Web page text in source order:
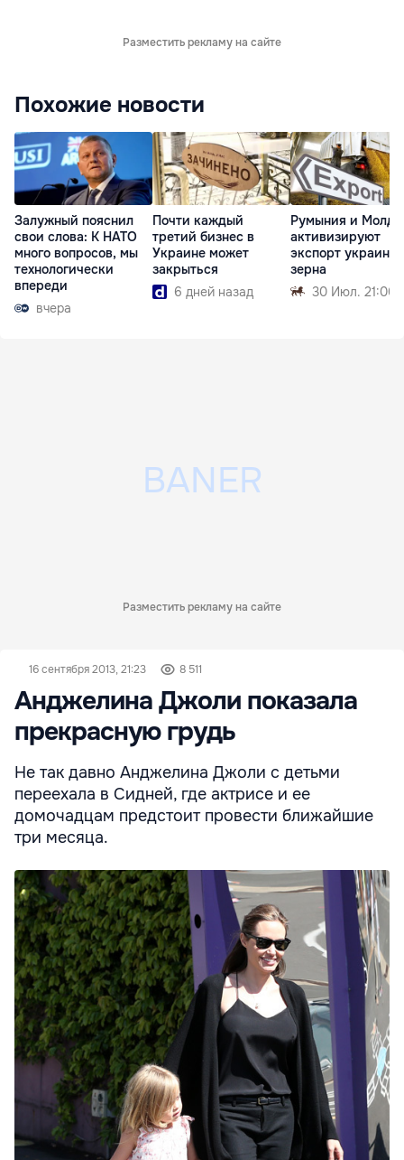
Разместить рекламу на сайте
Похожие новости
Залужный пояснил
свои слова: К НАТО
много вопросов, мы
технологически
впереди
вчера
Почти каждый
третий бизнес в
Украине может
закрыться
6 дней назад
Румыния и
активизируют
экспорт
зерна
30 Июл. 21:00
Разместить рекламу на сайте
16 сентября 2013, 21:23 8 511
Анджелина Джоли показала
прекрасную грудь
Не так давно Анджелина Джоли с детьми
переехала в Сидней, где актрисе и ее
домочадцам предстоит провести ближайшие
три месяца.